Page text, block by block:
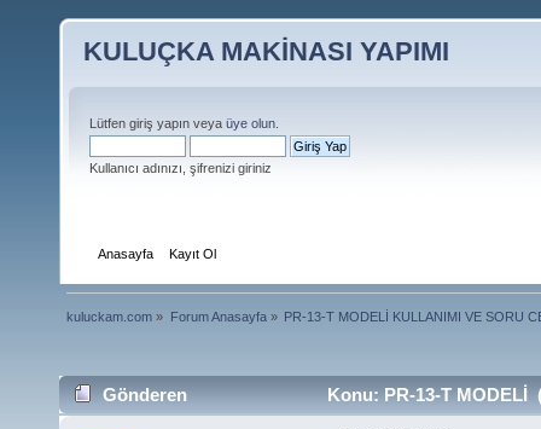
KULUÇKA MAKİNASI YAPIMI
Lütfen giriş yapın veya üye olun
Kullanıcı adınızı, şifrenizi giriniz
Anasayfa Kayıt Ol
kuluckam.com » Forum Anasayfa» PR-13-T MODELİ KULLANIMI VE SORU
Gönderen Konu: PR-13-T MODELİ